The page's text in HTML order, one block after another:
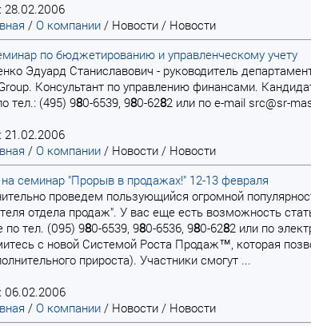
28.02.2006
/ О компании / Новости / Новости
по бюджетированию и управленческому учету
Эдуард Станиславович - руководитель
Консультант по управлению финансами.
тел.: (495) 980-6539, 980-6282 или по e-mail src@sr-
21.02.2006
/ О компании / Новости / Новости
семинар "Прорыв в продажах!" 12-13 февраля
проведем пользующийся огромной
отдела продаж". У вас еще есть возможность
по тел. (095) 980-6539, 980-6536, 980-6282 или по
с новой Системой Роста Продаж™, которая
прироста). Участники смогут ...
06.02.2006
/ О компании / Новости / Новости